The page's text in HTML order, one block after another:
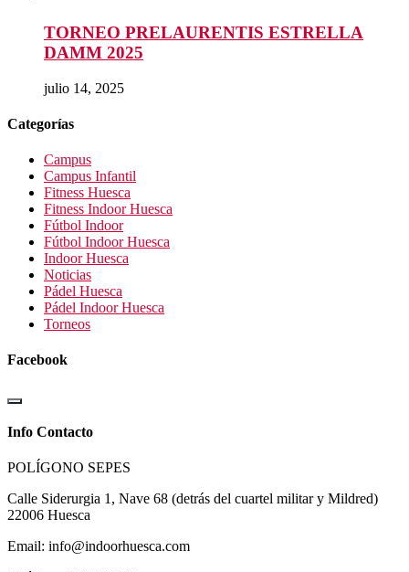
TORNEO PRELAURENTIS ESTRELLA
DAMM 2025
julio 14, 2025
Categorías
Campus
Campus Infantil
Fitness Huesca
Fitness Indoor Huesca
Fútbol Indoor
Fútbol Indoor Huesca
Indoor Huesca
Noticias
Pádel Huesca
Pádel Indoor Huesca
Torneos
Facebook
Info Contacto
POLÍGONO SEPES
Calle Siderurgia 1, Nave 68 (detrás del cuartel militar y Mildred)
22006 Huesca
Email: info@indoorhuesca.com